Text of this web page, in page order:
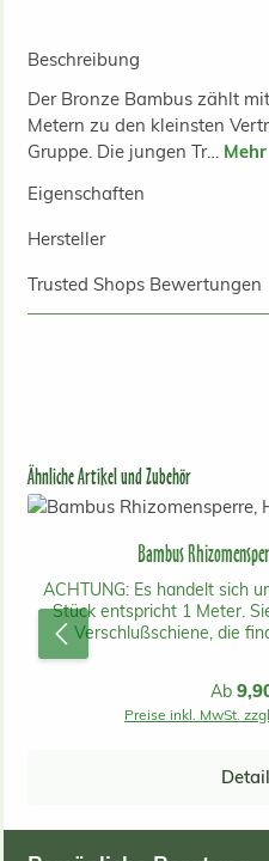
Beschreibung
Der Bronze Bambus zählt
Metern zu den kleinsten
Gruppe. Die jungen Tr… Mehr
Eigenschaften
Hersteller
Trusted Shops Bewertungen
Produktgalerie überspringen
Ähnliche Artikel und Zubehör
Bambus
ACHTUNG: Es handelt sich
Stück entspricht 1 Meter.
Verschlußschiene, die
Zubehör/Verschußschiene! Die meisten handelsüblichen
neigen zu ausgeprägter
(Rhizomen). Dies zeigt sich
nehmen dabei leider keine
Grundstücksgrenze. Wir
Ab
Preise inkl. MwSt.